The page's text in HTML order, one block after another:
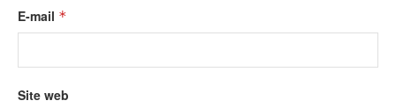
E-mail *
Site web